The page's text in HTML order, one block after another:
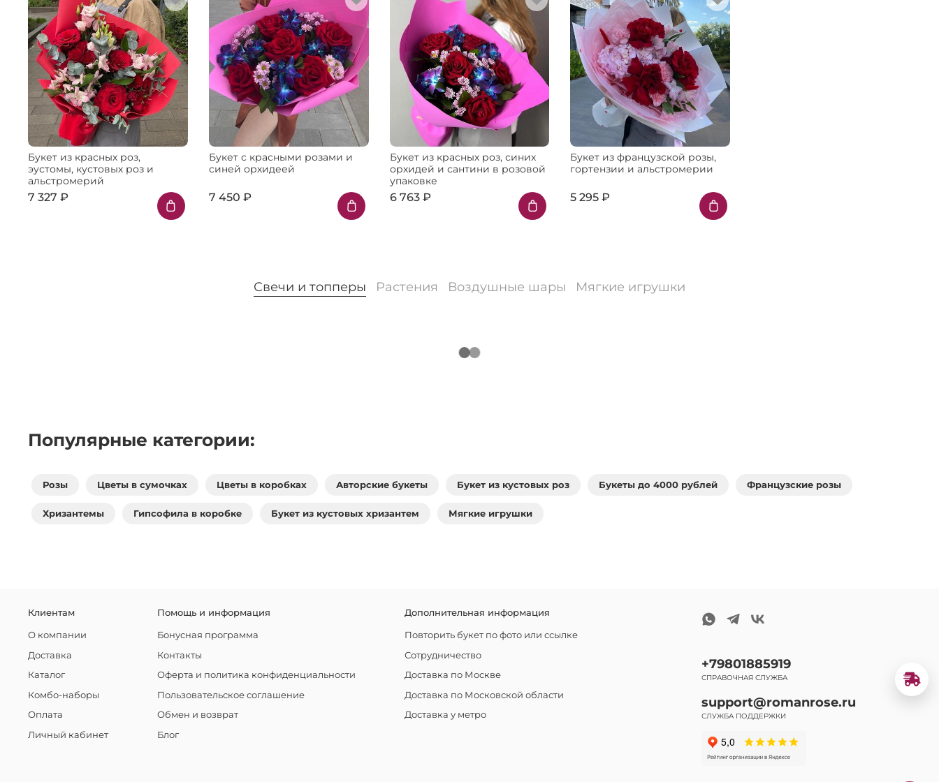
Букет из красных роз,
эустомы, кустовых роз и
альстромерий
7 327 ₽
Букет с красными розами и
синей орхидеей
7 450 ₽
Букет из красных роз, синих
орхидей и сантини в розовой
упаковке
6 763 ₽
Букет из французской розы,
гортензии и альстромерии
5 295 ₽
Свечи и топперы Растения Воздушные шары Мягкие игрушки
Популярные категории:
Розы Цветы в сумочках Цветы в коробках Авторские букеты Букет из кустовых роз Букеты до 4000 рублей Французские розы
Хризантемы Гипсофила в коробке Букет из кустовых хризантем Мягкие игрушки
Клиентам
О компании
Доставка
Каталог
Комбо-наборы
Оплата
Личный кабинет
Помощь и информация
Бонусная программа
Контакты
Оферта и политика конфиденциальности
Пользовательское соглашение
Обмен и возврат
Блог
Дополнительная информация
Повторить букет по фото или ссылке
Сотрудничество
Доставка по Москве
Доставка по Московской области
Доставка у метро
+79801885919
СПРАВОЧНАЯ СЛУЖБА
support@romanrose.ru
СЛУЖБА ПОДДЕРЖКИ